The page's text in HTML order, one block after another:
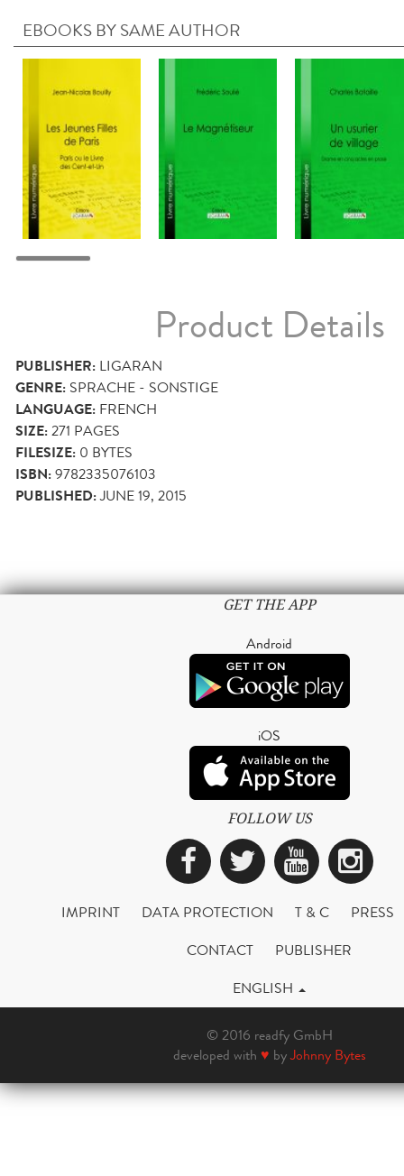
EBOOKS BY SAME AUTHOR
Product Details
PUBLISHER: LIGARAN
GENRE: SPRACHE - SONSTIGE
LANGUAGE: FRENCH
SIZE:271 PAGES
FILESIZE: 0 BYTES
ISBN:9782335076103
PUBLISHED:JUNE 19, 2015
GET THE APP
Android
iOS
FOLLOW US
Facebook
Twitter
IMPRINT DATA PROTECTION T & C
PRESS
CONTACT
PUBLISHER
ENGLISH
© 2016 readfy GmbH
developed with ♥ byJohnny Bytes